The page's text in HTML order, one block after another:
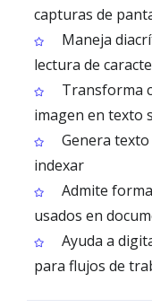
capturas de
Maneja
lectura de
Transforma
imagen en texto
Genera
indexar
Admite
usados en
Ayuda a
para flujos de